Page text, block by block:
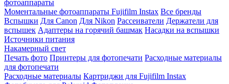
фотоаппараты
Моментальные фотоаппараты Fujifilm Instax Все бренды
Вспышки Для Canon Для Nikon Рассеиватели Держатели для
вспышек Адаптеры на горячий башмак Насадки на вспышки
Источники питания
Накамерный свет
Печать фото Принтеры для фотопечати Расходные материалы
для фотопечати
Расходные материалы Картриджи для Fujifilm Instax